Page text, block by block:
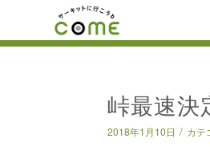
峠最速決
2018年1月10日 / カテ